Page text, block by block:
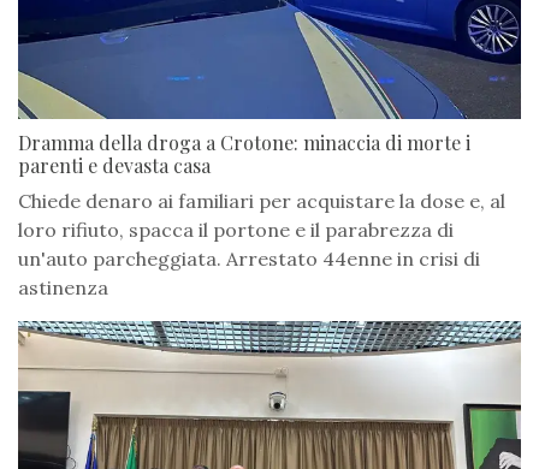
Dramma della droga a Crotone: minaccia di morte i
parenti e devasta casa
Chiede denaro ai familiari per acquistare la dose e, al
loro rifiuto, spacca il portone e il parabrezza di
un'auto parcheggiata. Arrestato 44enne in crisi di
astinenza